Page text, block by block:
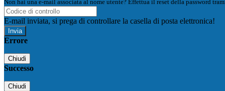
Non hai una e-mail associata al nome utente? Effettua il reset della password
E-mail inviata, si prega di controllare la casella di posta elettronica!
Errore
Chiudi
Successo
Chiudi